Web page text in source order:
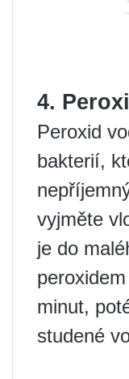
4.
Peroxid
bakterií,
vyjměte
je do
minut,
studené